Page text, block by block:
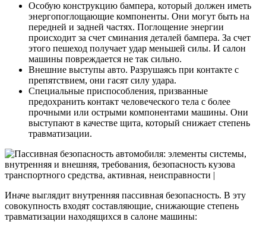
Особую конструкцию бампера, который должен иметь
энергопоглощающие компоненты. Они могут быть на
передней и задней частях. Поглощение энергии
происходит за счет сминания деталей бампера. За счет
этого пешеход получает удар меньшей силы. И салон
машины повреждается не так сильно.
Внешние выступы авто. Разрушаясь при контакте с
препятствием, они гасят силу удара.
Специальные приспособления, призванные
предохранить контакт человеческого тела с более
прочными или острыми компонентами машины. Они
выступают в качестве щита, который снижает степень
травматизации.
Иначе выглядит внутренняя пассивная безопасность. В эту
совокупность входят составляющие, снижающие степень
травматизации находящихся в салоне машины: